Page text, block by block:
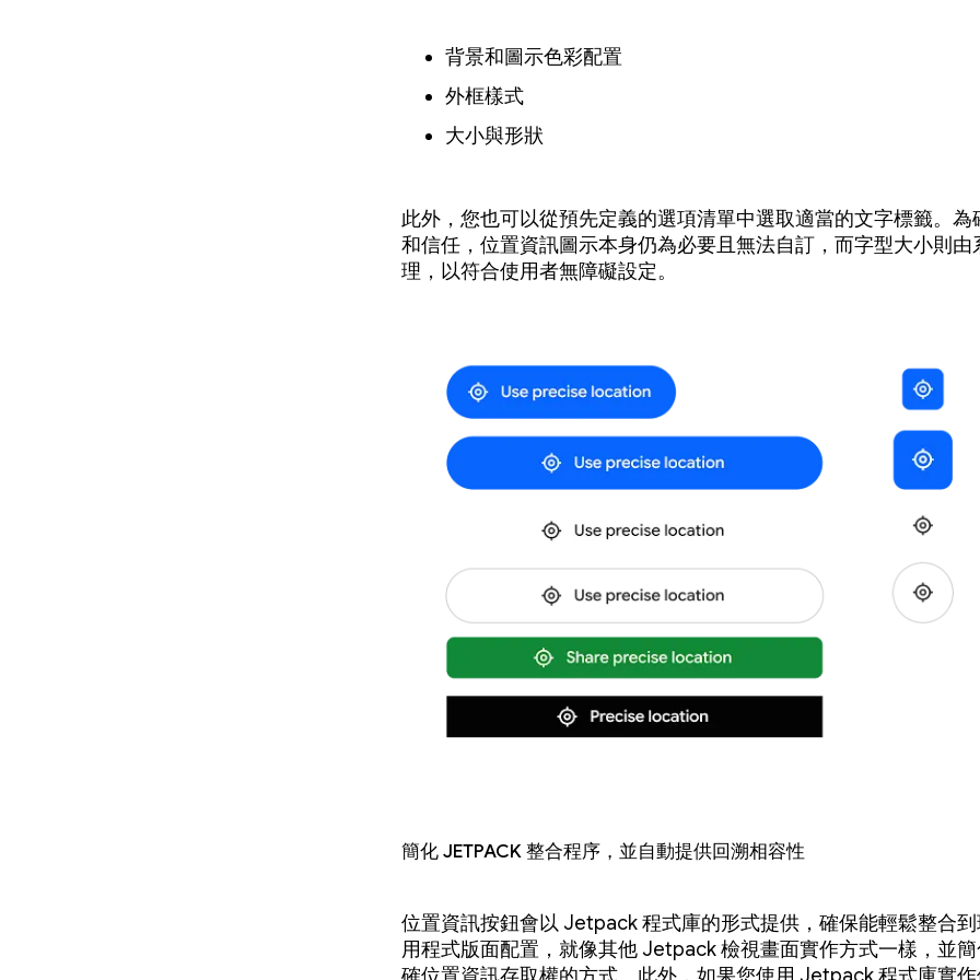
背景和圖示色彩配置
外框樣式
大小與形狀
此外，您也可以從預先定義的選項清單中選取適當的文字標籤。為
和信任，位置資訊圖示本身仍為必要且無法自訂，而字型大小則由
理，以符合使用者無障礙設定。
簡化 Jetpack 整合程序，並自動提供回溯相容性
位置資訊按鈕會以 Jetpack 程式庫的形式提供，確保能輕鬆整合
用程式版面配置，就像其他 Jetpack 檢視畫面實作方式一樣，並